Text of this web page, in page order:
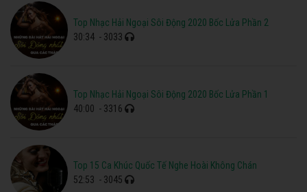
Top Nhạc Hải Ngoại Sôi Động 2020 Bốc Lửa Phần 2
30:34 - 3033
Top Nhạc Hải Ngoại Sôi Động 2020 Bốc Lửa Phần 1
40:00 - 3316
Top 15 Ca Khúc Quốc Tế Nghe Hoài Không Chán
52:53 - 3045